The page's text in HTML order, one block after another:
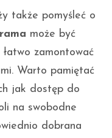
także pomyśleć o
może być
zamontować
Warto pamiętać
jak dostęp do
na swobodne
dobrana